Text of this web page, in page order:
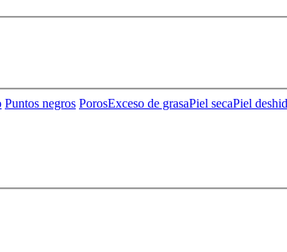
Puntos negros PorosExceso de grasaPiel secaPiel